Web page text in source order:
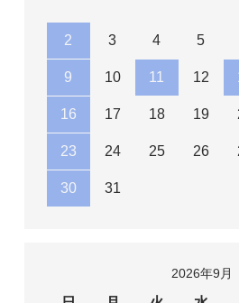
2 3 4 5
9 10 11 12
16 17 18 19
23 24 25 26
30 31
2026年9月